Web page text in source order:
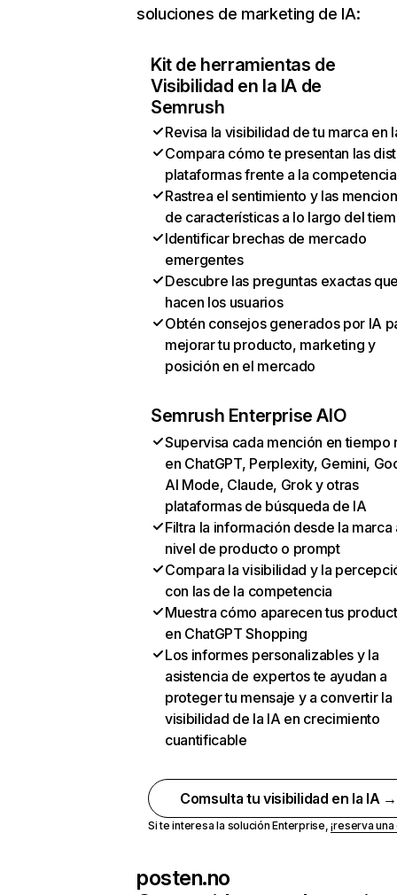
soluciones de marketing de IA:
Kit de herramientas de
Visibilidad en la IA de
Semrush
Revisa la visibilidad de tu marca en
Compara cómo te presentan las
plataformas frente a la competencia
Rastrea el sentimiento y las
de características a lo largo del
Identificar brechas de mercado
emergentes
Descubre las preguntas exactas
hacen los usuarios
Obtén consejos generados por IA
mejorar tu producto, marketing y
posición en el mercado
Semrush Enterprise AIO
Supervisa cada mención en tiempo
en ChatGPT, Perplexity, Gemini,
AI Mode, Claude, Grok y otras
plataformas de búsqueda de IA
Filtra la información desde la marca
nivel de producto o prompt
Compara la visibilidad y la
con las de la competencia
Muestra cómo aparecen tus
en ChatGPT Shopping
Los informes personalizables y la
asistencia de expertos te ayudan a
proteger tu mensaje y a convertir la
visibilidad de la IA en crecimiento
cuantificable
Comsulta tu visibilidad en la IA →
Si te interesa la solución Enterprise,¡reserva
posten.no